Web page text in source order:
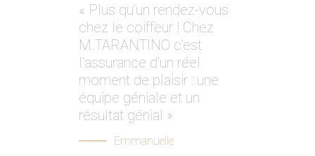
« Plus qu’un rendez-vous
chez le coiffeur ! Chez
M.TARANTINO c’est
l’assurance d’un réel
moment de plaisir : une
équipe géniale et un
résultat génial »
Emmanuelle